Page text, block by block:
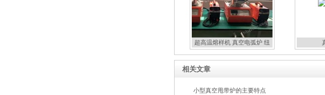
超高温熔样机 真空电弧炉 纽
相关文章
小型真空甩带炉的主要特点